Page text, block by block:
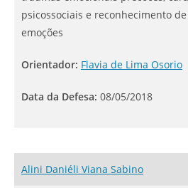
psicossociais e reconhecimento
emoções
Orientador: Flavia de Lima Osorio
Data da Defesa: 08/05/2018
Alini Daniéli Viana Sabino